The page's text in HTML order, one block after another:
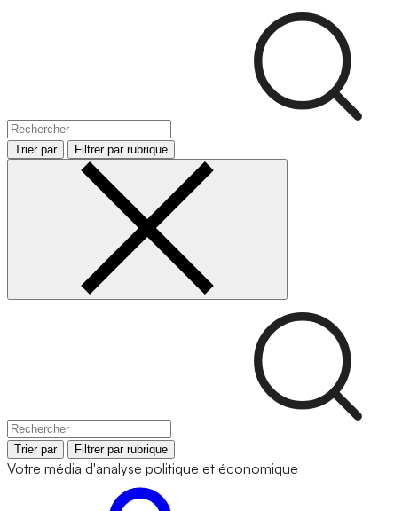
Trier par Filtrer par rubrique
Trier par Filtrer par rubrique
Votre média d'analyse politique et économique